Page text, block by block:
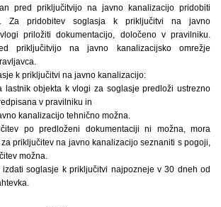
pred priključitvijo na javno kanalizacijo pridobiti
Za pridobitev soglasja k priključitvi na javno
priložiti dokumentacijo, določeno v pravilniku.
priključitvijo na javno kanalizacijsko omrežje
k priključitvi na javno kanalizacijo:
lastnik objekta k vlogi za soglasje predloži ustrezno
v pravilniku in
kanalizacijo tehnično možna.
po predloženi dokumentaciji ni možna, mora
priključitev na javno kanalizacijo seznaniti s pogoji,
možna.
soglasje k priključitvi najpozneje v 30 dneh od